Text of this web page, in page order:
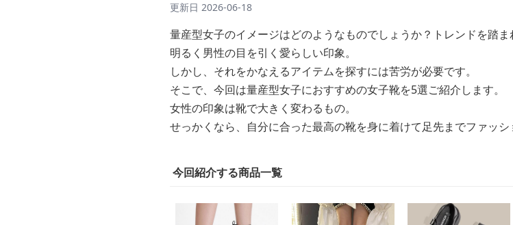
更新日 2026-06-18
量産型女子のイメージはどのようなものでしょうか？トレンドを踏ま
明るく男性の目を引く愛らしい印象。
しかし、それをかなえるアイテムを探すには苦労が必要です。
そこで、今回は量産型女子におすすめの女子靴を5選ご紹介します。
女性の印象は靴で大きく変わるもの。
せっかくなら、自分に合った最高の靴を身に着けて足先までファッシ
今回紹介する商品一覧